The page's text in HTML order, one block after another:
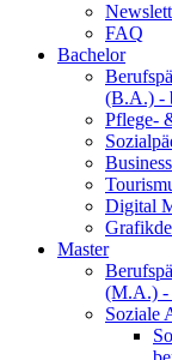
FAQ
Bachelor
(B.A.) -
Pflege-
Digital
Master
(M.A.) -
Soziale